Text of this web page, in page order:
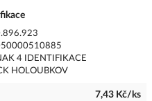
4 IDENTIFIKACE
HOLOUBKOV
7,43 Kč/ks